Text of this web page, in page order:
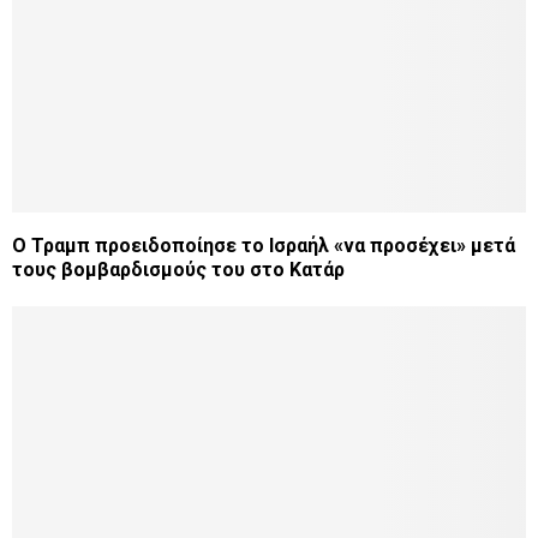
O Τραμπ προειδοποίησε το Ισραήλ «να προσέχει» μετά
τους βομβαρδισμούς του στο Κατάρ